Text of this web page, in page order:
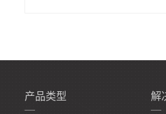
产品类型 解